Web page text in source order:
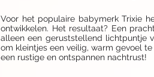
Voor het populaire babymerk Trixie
ontwikkelen. Het resultaat? Een
alleen een geruststellend lichtpuntje
om kleintjes een veilig, warm gevoel
een rustige en ontspannen nachtrust!